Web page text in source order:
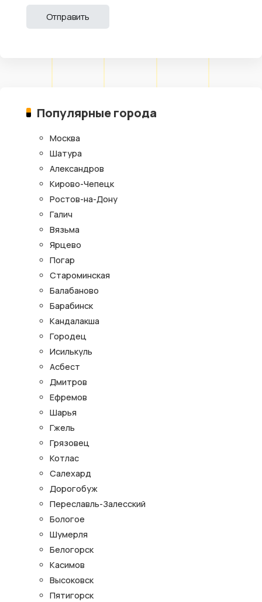
Популярные города
Москва
Шатура
Александров
Кирово-Чепецк
Ростов-на-Дону
Галич
Вязьма
Ярцево
Погар
Староминская
Балабаново
Барабинск
Кандалакша
Городец
Исилькуль
Асбест
Дмитров
Ефремов
Шарья
Гжель
Грязовец
Котлас
Салехард
Дорогобуж
Переславль-Залесский
Бологое
Шумерля
Белогорск
Касимов
Высоковск
Пятигорск